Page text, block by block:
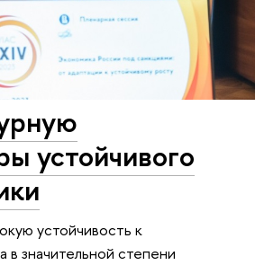
устойчивого
устойчивость к
значительной степени